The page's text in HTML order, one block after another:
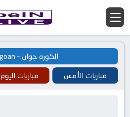
الكوره جوان – alkoragoan
مباريات الأمس
مباريات اليوم